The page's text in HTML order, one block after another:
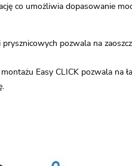
co umożliwia dopasowanie
pozwala na
Easy CLICK pozwala na